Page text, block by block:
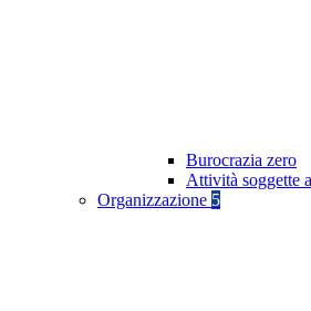
Burocrazia zero
Attività soggette
Organizzazione 5